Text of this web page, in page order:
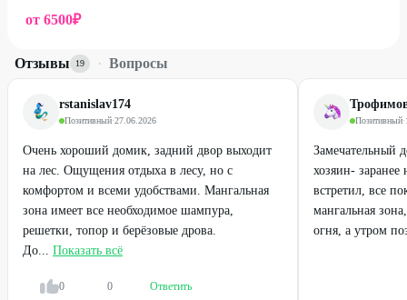
от 6500₽
Отзывы 19 · Вопросы
rstanislav174
Позитивный·27.06.2026
Очень хороший домик, задний двор выходит
на лес. Ощущения отдыха в лесу, но с
комфортом и всеми удобствами. Мангальная
зона имеет все необходимое шампура,
решетки, топор и берёзовые дрова.
До... Показать всё
0 0 Ответить
Позитивный·
Замечательный
хозяин- заранее
встретил, все
мангальная
огня, а утром